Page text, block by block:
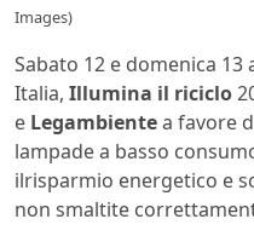
Images)
Sabato 12 e domenica
Italia, Illumina il riciclo
e Legambientea favore
lampade a basso
ilrisparmio energetico e
non smaltite